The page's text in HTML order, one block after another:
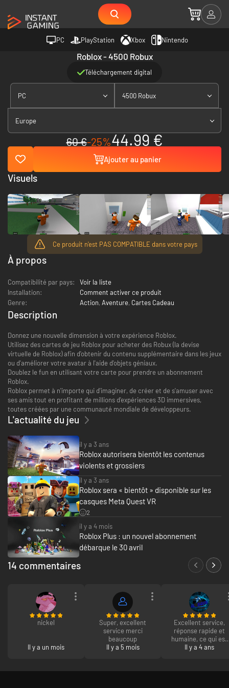
PC PlayStation Xbox Nintendo
Roblox - 4500 Robux
Téléchargement digital
PC 4500 Robux
Europe
60 €-25%44.99 €
Ajouter au panier
Ce produit n'est PAS COMPATIBLE dans votre pays
À propos
Compatibilité par pays:
Voir la liste
Installation:
Comment activer ce produit
Genre:
Action, Aventure, Cartes Cadeau
Visuels
Description
Donnez une nouvelle dimension à votre expérience Roblox.
Utilisez des cartes de jeu Roblox pour acheter des Robux (la devise
virtuelle de Roblox) afin d'obtenir du contenu supplémentaire dans les jeux
ou d'améliorer votre avatar à l'aide d'objets géniaux.
Doublez le fun en utilisant votre carte pour prendre un abonnement
Roblox.
Roblox permet à n'importe qui d'imaginer, de créer et de s'amuser avec
ses amis tout en profitant de millions d'expériences 3D immersives,
toutes créées par une communauté mondiale de développeurs.
L'actualité du jeu
il y a 3 ans
Roblox autorisera bientôt les contenus
violents et grossiers
il y a 3 ans
Roblox sera « bientôt » disponible sur les
casques Meta Quest VR
2
il y a 4 mois
Roblox Plus : un nouvel abonnement
débarque le 30 avril
14 commentaires
nickel
Il y a un mois
Super, excellent
service merci
beaucoup
Il y a 5 mois
Excellent service,
réponse rapide et
humaine, ce qui est
très agréable,
Il y a 4 ans